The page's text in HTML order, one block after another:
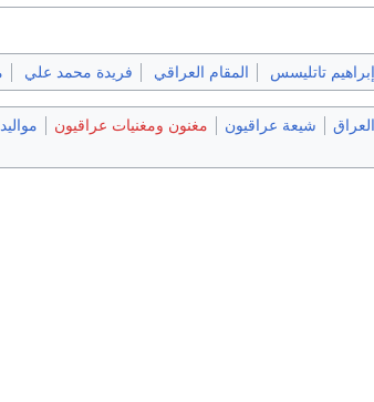
إبراهيم تاتليسس المقام العراقي فريدة محمد علي
شيعة عراقيون مغنون ومغنيات عراقيون مواليد 1953